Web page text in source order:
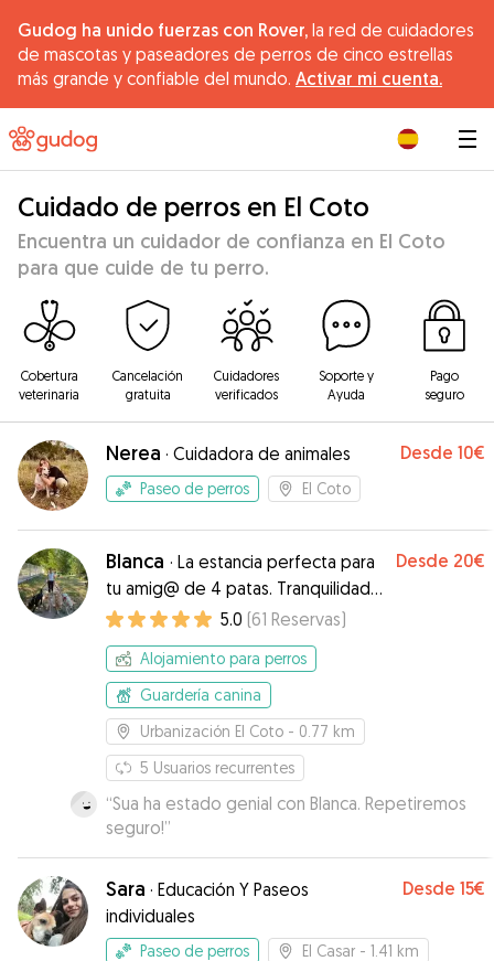
Gudog ha unido fuerzas con Rover, la red de cuidadores
de mascotas y paseadores de perros de cinco estrellas
más grande y confiable del mundo. Activar mi cuenta.
Cuidado de perros en El Coto
Encuentra un cuidador de confianza en El Coto
para que cuide de tu perro.
Cobertura
veterinaria
Cancelación
gratuita
Cuidadores
verificados
Soporte y
Ayuda
Pago
seguro
Nerea · Cuidadora de animales Desde 10€
Paseo de perros El Coto
Blanca · La estancia perfecta para
tu amig@ de 4 patas. Tranquilidad
para ti y para ellos
Desde 20€
5.0 (61 Reservas)
Alojamiento para perros
Guardería canina
Urbanización El Coto - 0.77 km
5 Usuarios recurrentes
“Sua ha estado genial con Blanca. Repetiremos
seguro!”
Sara · Educación Y Paseos
individuales
Desde 15€
Paseo de perros El Casar - 1.41 km